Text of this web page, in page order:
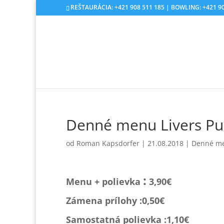
REŠTAURÁCIA: +421 908 511 185 | BOWLING: +421
Denné menu Livers
od Roman Kapsdorfer | 21.08.2018 | Denné
Menu + polievka : 3,90€
Zámena prílohy :0,50€
Samostatná polievka :1,10€